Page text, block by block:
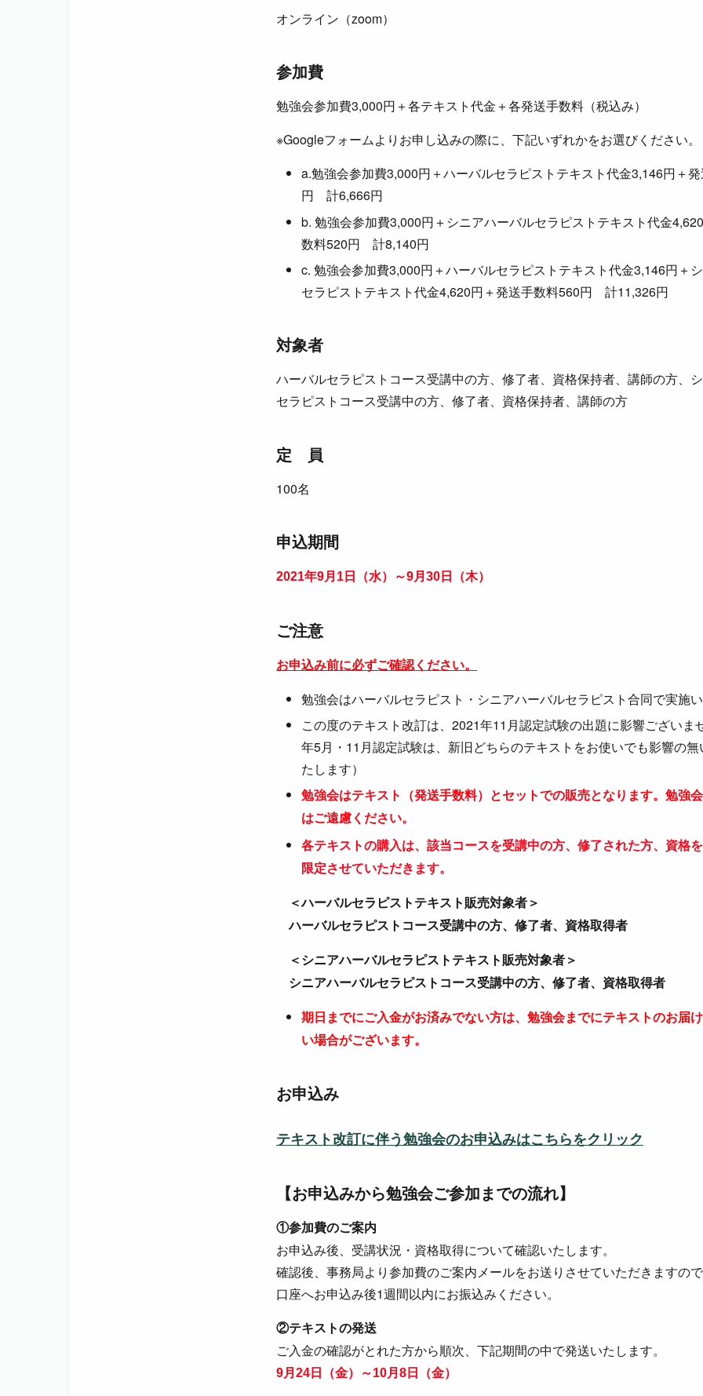
オンライン（zoom）
参加費
勉強会参加費3,000円＋各テキスト代金＋各発送手数料（税込み）
※Googleフォームよりお申し込みの際に、下記いずれかをお選びください。
a.勉強会参加費3,000円＋ハーバルセラピストテキスト代金3,146円＋
円 計6,666円
b. 勉強会参加費3,000円＋シニアハーバルセラピストテキスト代金
数料520円 計8,140円
c. 勉強会参加費3,000円＋ハーバルセラピストテキスト代金3,146円＋
セラピストテキスト代金4,620円＋発送手数料560円 計11,326円
対象者
ハーバルセラピストコース受講中の方、修了者、資格保持者、講師の方、
セラピストコース受講中の方、修了者、資格保持者、講師の方
定 員
100名
申込期間
2021年9月1日（水）～9月30日（木）
ご注意
お申込み前に必ずご確認ください。
勉強会はハーバルセラピスト・シニアハーバルセラピスト合同で実施い
この度のテキスト改訂は、2021年11月認定試験の出題に影響ございま
年5月・11月認定試験は、新旧どちらのテキストをお使いでも影響の
たします）
勉強会はテキスト（発送手数料）とセットでの販売となります。勉強
はご遠慮ください。
各テキストの購入は、該当コースを受講中の方、修了された方、資格
限定させていただきます。
＜ハーバルセラピストテキスト販売対象者＞
ハーバルセラピストコース受講中の方、修了者、資格取得者
＜シニアハーバルセラピストテキスト販売対象者＞
シニアハーバルセラピストコース受講中の方、修了者、資格取得者
期日までにご入金がお済みでない方は、勉強会までにテキストのお届
い場合がございます。
お申込み
テキスト改訂に伴う勉強会のお申込みはこちらをクリック
【お申込みから勉強会ご参加までの流れ】
①参加費のご案内
お申込み後、受講状況・資格取得について確認いたします。
確認後、事務局より参加費のご案内メールをお送りさせていただきますの
口座へお申込み後1週間以内にお振込みください。
②テキストの発送
ご入金の確認がとれた方から順次、下記期間の中で発送いたします。
9月24日（金）～10月8日（金）